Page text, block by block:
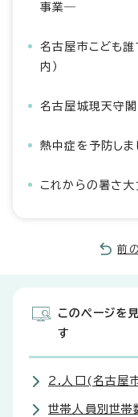
事業―
名古屋市こども
内）
名古屋城現天守
熱中症を予防しま
これからの暑さ大
前
このページを
す
2.人口(名古屋
世帯人員別世帯